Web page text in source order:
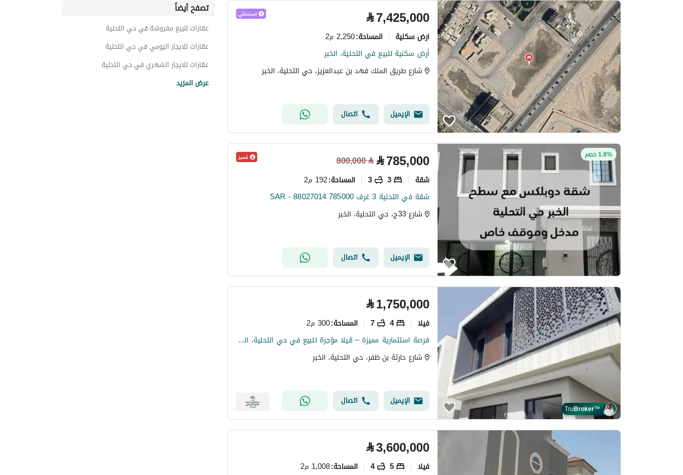
⃁7,425,000
ارض سكنية المساحة:2,250 م2
أرض سكنية للبيع في التحلية، الخبر
شارع طريق الملك فهد بن عبدالعزيز، حي التحلية، الخبر
الإيميل اتصال
1.8% خصم ⃁785,000
⃁
800,000
شقة 3
3 المساحة:192 م2
شقة في التحلية 3 غرف 785000 SAR - 88027014
شارع 33ج، حي التحلية، الخبر
الإيميل اتصال
TruBroker™
⃁1,750,000
فیلا 4
7 المساحة:300 م2
فرصة استثمارية مميزة – ڤيلا مؤجرة للبيع في حي التحلية، الخبر
شارع حارثة بن ظفر، حي التحلية، الخبر
الإيميل اتصال
⃁3,600,000
فیلا 5
4 المساحة:1,008 م2
تصفح أيضاً
عقارات للبيع مفروشة في حي التحلية
عقارات للايجار اليومي في حي التحلية
عقارات للايجار الشهري في حي التحلية
عرض المزيد